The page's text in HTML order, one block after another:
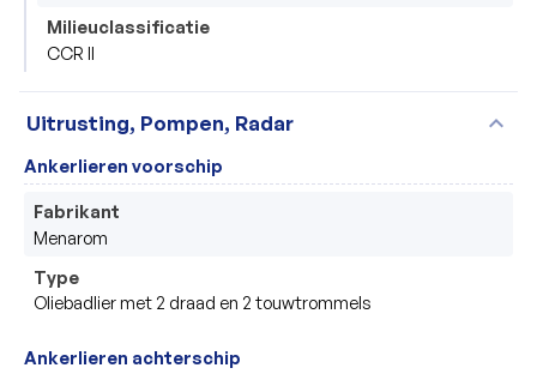
Milieuclassificatie
CCR II
Uitrusting, Pompen, Radar expand_more
Ankerlieren voorschip
Fabrikant
Menarom
Type
Oliebadlier met 2 draad en 2 touwtrommels
Ankerlieren achterschip